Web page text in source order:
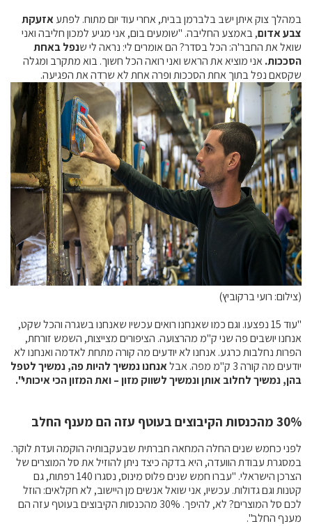
שעת סיפור
ראיונות
ערוץ היו-טיוב שלנו
קרנות מחקר
מידע מדעי על תזונה ובריאות
פרסומי מועצת החלב
סקירת מחקרים
חלב ומוצריו
רכיבים תזונתיים
חלב לכל גיל
בריאות העצם
חלב וספורט
מיתוסים נפוצים
אתר מקצועי לאנשי המקצוע
מאמרים על חלב
וובינרים לאנשי מקצוע
מחקרים
מתכונים
במהלך צוק איתן ישב בלברמן בבית, אחרי עוד יום מתוח. לפתעאזעקת
צבע אדום, באמצע החליבה. "שומעים בום, אני מגיע למכון חליבה ואני
שואל את החבר'ה: הכל בסדר? הם אומרים לי: נראה לי שנפל באחת
הסככות.אני מוציא את הראש ואני רואה הכל חשוך. בוא מתקרב ומגלה
שקסאם נפל בתוך אחת הסככות ופרה אחת לא שרדה את הפגיעה.
(צילום: רועי ברקוביץ)
"עוד 15 נפצעו. וגם כמו שאנחנו רואים עכשיו שאנחנו בשגרה והכל שקט,
אנחנו יושבים פה שני ק"מ מהרצועה. הציפורים מצייצות, השמש זורחת,
הפרות נחלבות כרגע. אנחנו לא יודעים מה קורה מתחת לאדמה ואנחנו לא
יודעים מה קורה 3 ק"מ מפה. אבל
אנחנו נמשיך להיות פה, נמשיך לטפל
בהן, נמשיך לחלוב אותן ונמשיך לשווק מזון – ואת המזון הכי איכותי".
30% מהכנסות הקיבוצים בעוטף עזה הם מענף החלב
לפני כחמש שנים החלה המחאה חברתית שבעקבותיה הוקמה ועדת לוקר.
במסגרת עבודת הוועדה, היא בדקה כיצד ניתן להוזיל את סל המוצרים של
הצרכן הישראלי. "עברו חמש שנים פלוס מינוס, נסגרו 140 רפתות, גם
קטנות וגם גדולות. עכשיו, אני שואל אנשים מן היישוב, לא חקלאים: הוזל
לכם סל המוצרים? לא, להיפך. 30% מהכנסות הקיבוצים בעוטף עזה הם
מענף החלב".